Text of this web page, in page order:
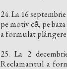
24. La 16
pe motiv că, pe
a formulat
25. La 2
Reclamantul a